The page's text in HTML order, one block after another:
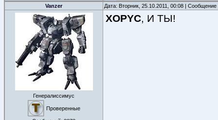
Vanzer Дата: Вторник, 25.10.2011, 00:08 |
Генералиссимус
Проверенные
XOPYC, И ТЫ!